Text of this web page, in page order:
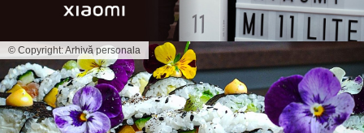
© Copyright: Arhivă personala